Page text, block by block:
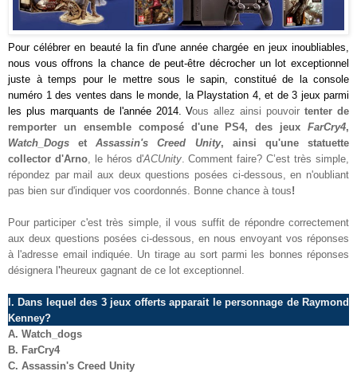
Pour célébrer en beauté la fin d'une année chargée en jeux inoubliables,
nous vous offrons la chance de peut-être décrocher un lot exceptionnel
juste à temps pour le mettre sous le sapin, constitué de la console
numéro 1 des ventes dans le monde, la Playstation 4, et de 3 jeux parmi
les plus marquants de l'année 2014. Vous allez ainsi pouvoirtenter de
remporter un ensemble composé d'une PS4, des jeux FarCry4,
Watch_Dogs etAssassin's Creed Unity, ainsi qu'une statuette
collector d'Arno, le héros d'ACUnity. Comment faire? C’est très simple,
répondez par mail aux deux questions posées ci-dessous, en n'oubliant
pas bien sur d'indiquer vos coordonnés. Bonne chance à tous!
Pour participer c'est très simple, il vous suffit de répondre correctement
aux deux questions posées ci-dessous, en nous envoyant vos réponses
à l'adresse email indiquée. Un tirage au sort parmi les bonnes réponses
désignera l 'heureux gagnant de ce lot exceptionnel.
I. Dans lequel des 3 jeux offerts apparait le personnage de Raymond
Kenney?
A. Watch_dogs
B. FarCry4
C. Assassin's Creed Unity